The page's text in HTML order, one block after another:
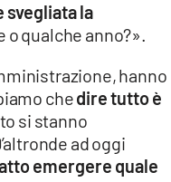
svegliata la
o qualche anno?».
hanno
chedire tutto è
si stanno
ad oggi
emergere quale